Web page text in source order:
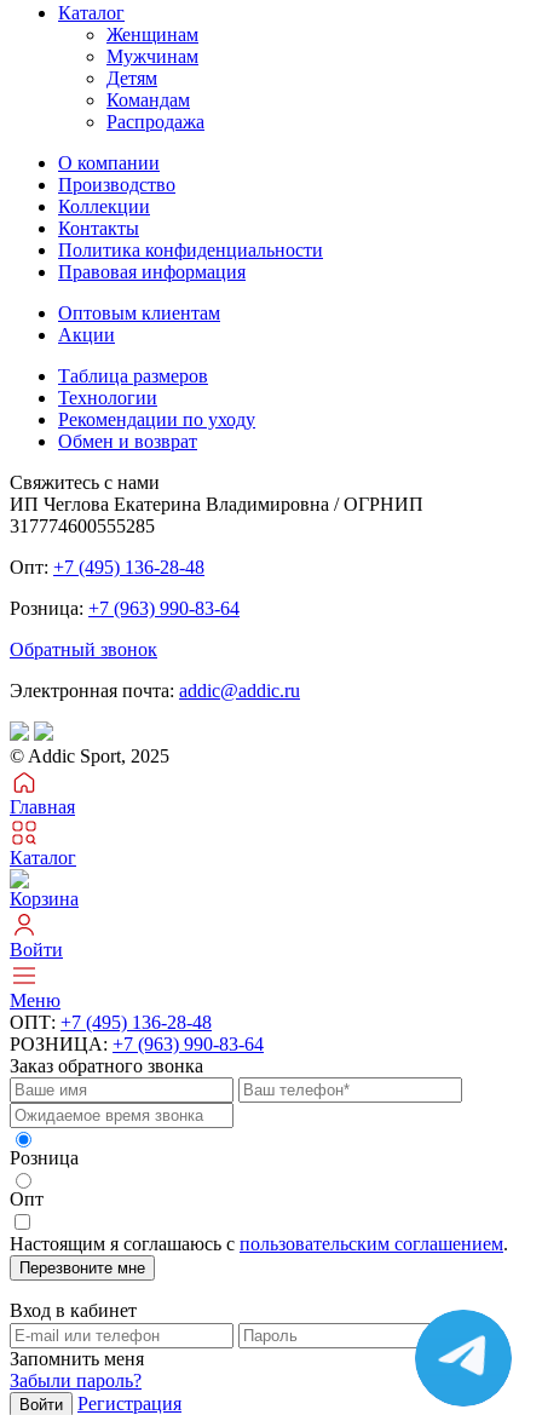
Каталог
Женщинам
Мужчинам
Детям
Командам
Распродажа
О компании
Производство
Коллекции
Контакты
Политика конфиденциальности
Правовая информация
Оптовым клиентам
Акции
Таблица размеров
Технологии
Рекомендации по уходу
Обмен и возврат
Свяжитесь с нами
ИП Чеглова Екатерина Владимировна / ОГРНИП
317774600555285
Опт: +7 (495) 136-28-48
Розница: +7 (963) 990-83-64
Обратный звонок
Электронная почта: addic@addic.ru
© Addic Sport, 2025
Главная
Каталог
Корзина
Войти
Меню
ОПТ: +7 (495) 136-28-48
РОЗНИЦА: +7 (963) 990-83-64
Заказ обратного звонка
Розница
Опт
Настоящим я соглашаюсь с пользовательским соглашением.
Перезвоните мне
Вход в кабинет
Запомнить меня
Забыли пароль?
Войти Регистрация